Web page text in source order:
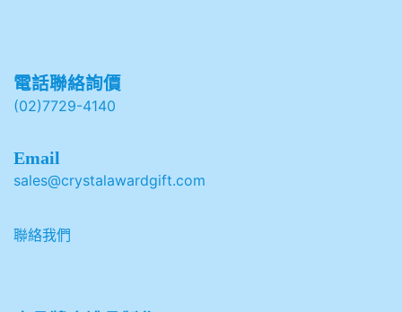
電話聯絡詢價
(02)7729-4140
Email
sales@crystalawardgift.com
聯絡我們